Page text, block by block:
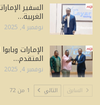
السفير
الغربية…
نوفمبر 4, 2025
الإمارات
المتقدم…
نوفمبر 4, 2025
السابق التالي 1 من 72